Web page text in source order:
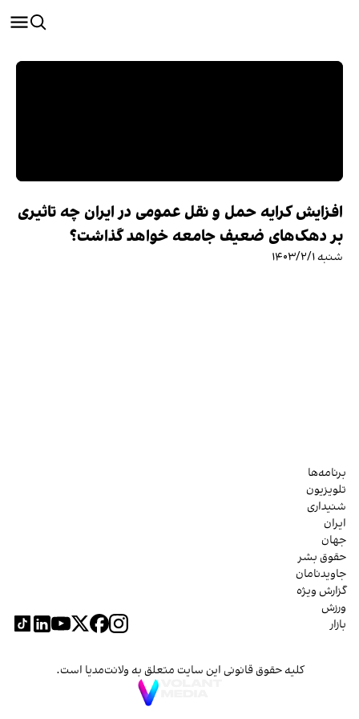
افزایش کرایه حمل و نقل عمومی در ایران چه تاثیری
بر دهک‌های ضعیف جامعه خواهد گذاشت؟
شنبه ۱۴۰۳/۲/۱
برنامه‌ها
تلویزیون
شنیداری
ایران
جهان
حقوق بشر
جاویدنامان
گزارش ویژه
ورزش
بازار
کلیه حقوق قانونی این سایت متعلق به ولانت‌مدیا است.